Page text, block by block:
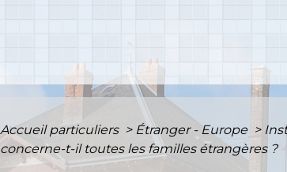
Accueil particuliers > Étranger - Europe >
concerne-t-il toutes les familles étrangères ?